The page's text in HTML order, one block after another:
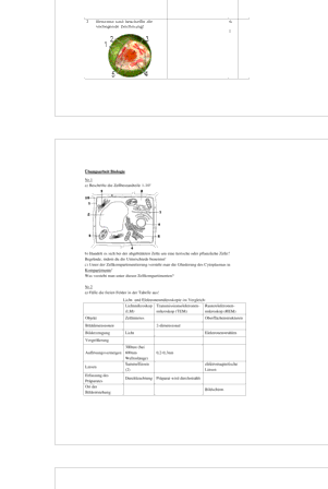
Beispiele: Zungenroller, _________________, ___________________,
______________